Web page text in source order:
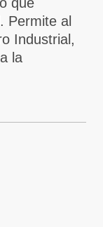
que
Permite al
Industrial,
la